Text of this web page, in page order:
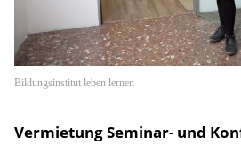
Anfahrt
Kooperationsmitglieder
Bildungsinstitut leben lernen
Vermietung Seminar- und